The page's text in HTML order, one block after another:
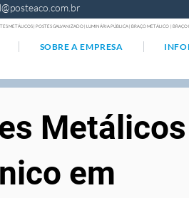
METÁLICOS | POSTES GALVANIZADO | LUMINÁRIA PÚBLICA | BRAÇO METÁLICO |
SOBRE A EMPRESA
Metálicos
em